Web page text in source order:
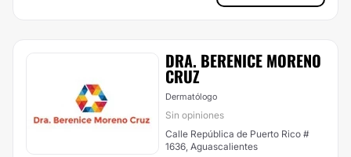
DRA. BERENICE MORENO
CRUZ
Dermatólogo
Sin opiniones
Calle República de Puerto Rico #
1636, Aguascalientes